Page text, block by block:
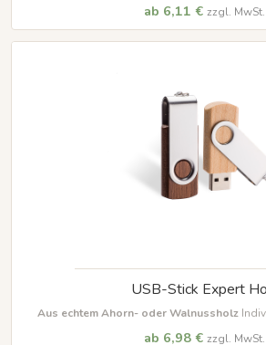
ab 6,11 € zzgl. MwSt.
USB-Stick Expert
Aus echtem Ahorn- oder Walnussholz
ab 6,98 € zzgl. MwSt.